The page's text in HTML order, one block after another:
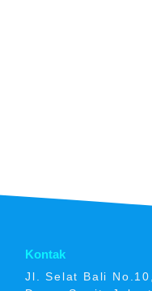
Kontak
Jl. Selat Bali